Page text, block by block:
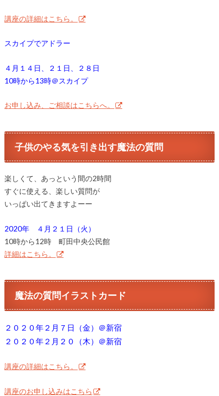
講座の詳細はこちら。
スカイプでアドラー
４月１４日、２１日、２８日
10時から13時＠スカイプ
お申し込み、ご相談はこちらへ。
子供のやる気を引き出す魔法の質問
楽しくて、あっという間の2時間
すぐに使える、楽しい質問が
いっぱい出てきますよーー
2020年 ４月２１日（火）
10時から12時 町田中央公民館
詳細はこちら。
魔法の質問イラストカード
２０２０年２月７日（金）＠新宿
２０２０年２月２０（木）＠新宿
講座の詳細はこちら。
講座のお申し込みはこちら